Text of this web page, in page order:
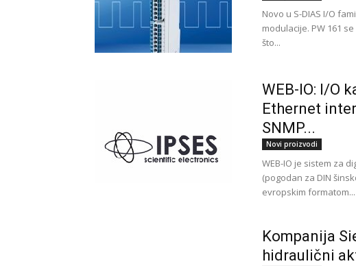
Novo u S-DIAS I/O
modulacije. PW 161
što...
WEB-IO: I/O
Ethernet
SNMP...
Novi proizvodi
WEB-IO je sistem za
(pogodan za DIN
evropskim formatom...
Kompanija
hidraulični